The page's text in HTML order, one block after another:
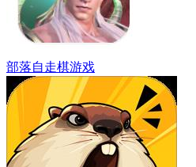
部落自走棋游戏